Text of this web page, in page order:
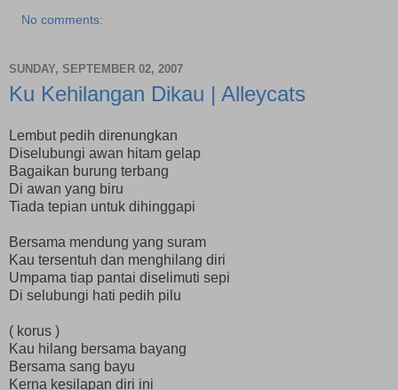
No comments:
SUNDAY, SEPTEMBER 02, 2007
Ku Kehilangan Dikau | Alleycats
Lembut pedih direnungkan
Diselubungi awan hitam gelap
Bagaikan burung terbang
Di awan yang biru
Tiada tepian untuk dihinggapi
Bersama mendung yang suram
Kau tersentuh dan menghilang diri
Umpama tiap pantai diselimuti sepi
Di selubungi hati pedih pilu
( korus )
Kau hilang bersama bayang
Bersama sang bayu
Kerna kesilapan diri ini